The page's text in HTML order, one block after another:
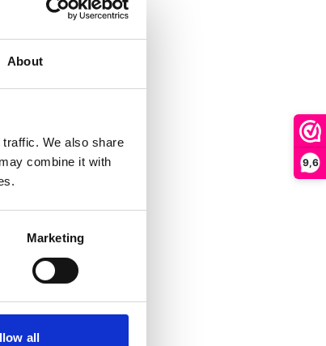
About
We also share
combine it with
Marketing
all
9,6